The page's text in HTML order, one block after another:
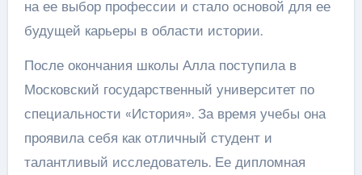
на ее выбор профессии и стало основой для ее
будущей карьеры в области истории.
После окончания школы Алла поступила в
Московский государственный университет по
специальности «История». За время учебы она
проявила себя как отличный студент и
талантливый исследователь. Ее дипломная